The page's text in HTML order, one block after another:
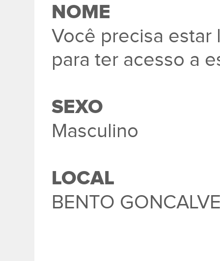
NOME
Você precisa
para ter acesso a
SEXO
Masculino
LOCAL
BENTO